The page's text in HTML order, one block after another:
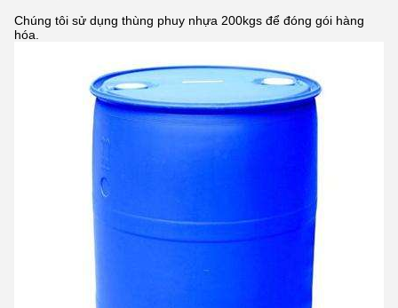
Chúng tôi sử dụng thùng phuy nhựa 200kgs để đóng gói hàng
hóa.